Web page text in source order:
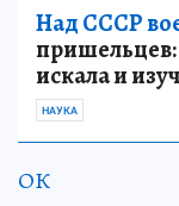
Над СССР
пришельцев:
искала и
НАУКА
ОК